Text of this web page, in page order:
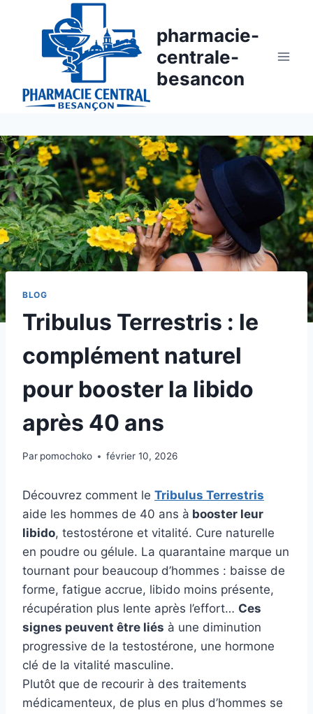
pharmacie-
centrale-
besancon
BLOG
Tribulus Terrestris : le
complément naturel
pour booster la libido
après 40 ans
Par pomochoko février 10, 2026
Découvrez comment le Tribulus Terrestris
aide les hommes de 40 ans à booster leur
libido, testostérone et vitalité. Cure naturelle
en poudre ou gélule. La quarantaine marque un
tournant pour beaucoup d’hommes : baisse de
forme, fatigue accrue, libido moins présente,
récupération plus lente après l’effort… Ces
signes peuvent être liés à une diminution
progressive de la testostérone, une hormone
clé de la vitalité masculine.
Plutôt que de recourir à des traitements
médicamenteux, de plus en plus d’hommes se